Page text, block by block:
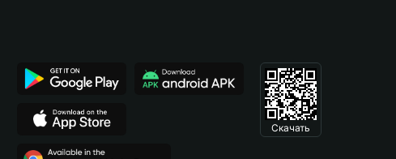
Скачать